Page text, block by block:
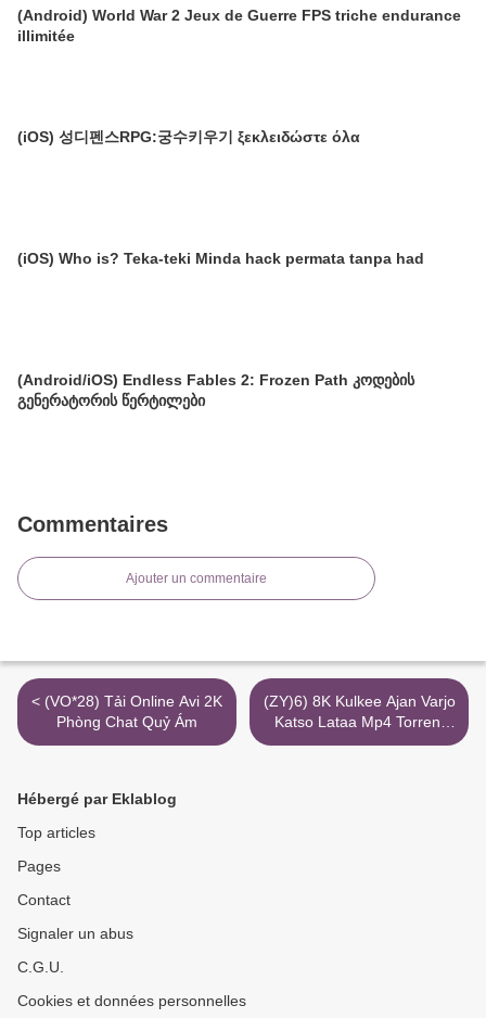
(Android) World War 2 Jeux de Guerre FPS triche endurance
illimitée
(iOS) 성디펜스RPG:궁수키우기 ξεκλειδώστε όλα
(iOS) Who is? Teka-teki Minda hack permata tanpa had
(Android/iOS) Endless Fables 2: Frozen Path კოდების
გენერატორის წერტილები
Commentaires
Ajouter un commentaire
< (VO*28) Tải Online Avi 2K
Phòng Chat Quỷ Ám
(ZY)6) 8K Kulkee Ajan Varjo
Katso Lataa Mp4 Torrent
Elisaviihde >
Hébergé par Eklablog
Top articles
Pages
Contact
Signaler un abus
C.G.U.
Cookies et données personnelles